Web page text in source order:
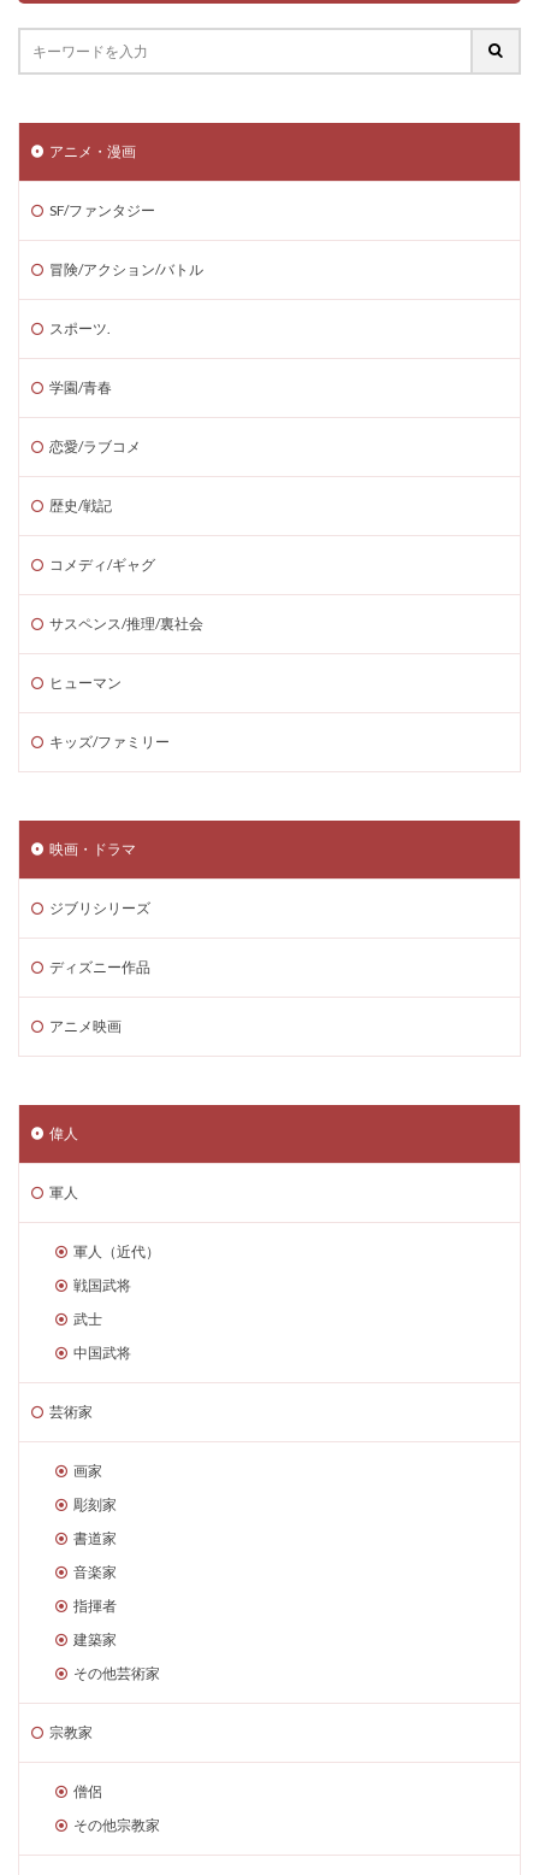
アニメ・漫画
SF/ファンタジー
冒険/アクション/バトル
スポーツ.
学園/青春
恋愛/ラブコメ
歴史/戦記
コメディ/ギャグ
サスペンス/推理/裏社会
ヒューマン
キッズ/ファミリー
映画・ドラマ
ジブリシリーズ
ディズニー作品
アニメ映画
偉人
軍人
軍人（近代）
戦国武将
武士
中国武将
芸術家
画家
彫刻家
書道家
音楽家
指揮者
建築家
その他芸術家
宗教家
僧侶
その他宗教家